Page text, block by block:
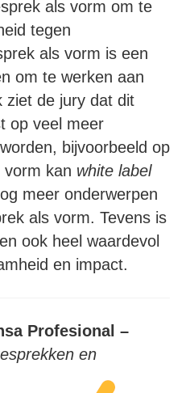
als vorm om te
tegen
als vorm is een
om te werken aan
de jury dat dit
op veel meer
bijvoorbeeld op
vorm kan white label
meer onderwerpen
als vorm. Tevens is
ook heel waardevol
en impact.
Profesional –
en